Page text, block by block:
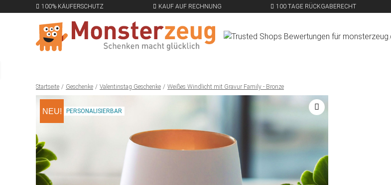
100% KÄUFERSCHUTZ KAUF AUF RECHNUNG 100 TAGE RÜCKGABERECHT
Startseite Geschenke Valentinstag Geschenke Weißes Windlicht mit Gravur Family - Bronze
NEU! PERSONALISIERBAR